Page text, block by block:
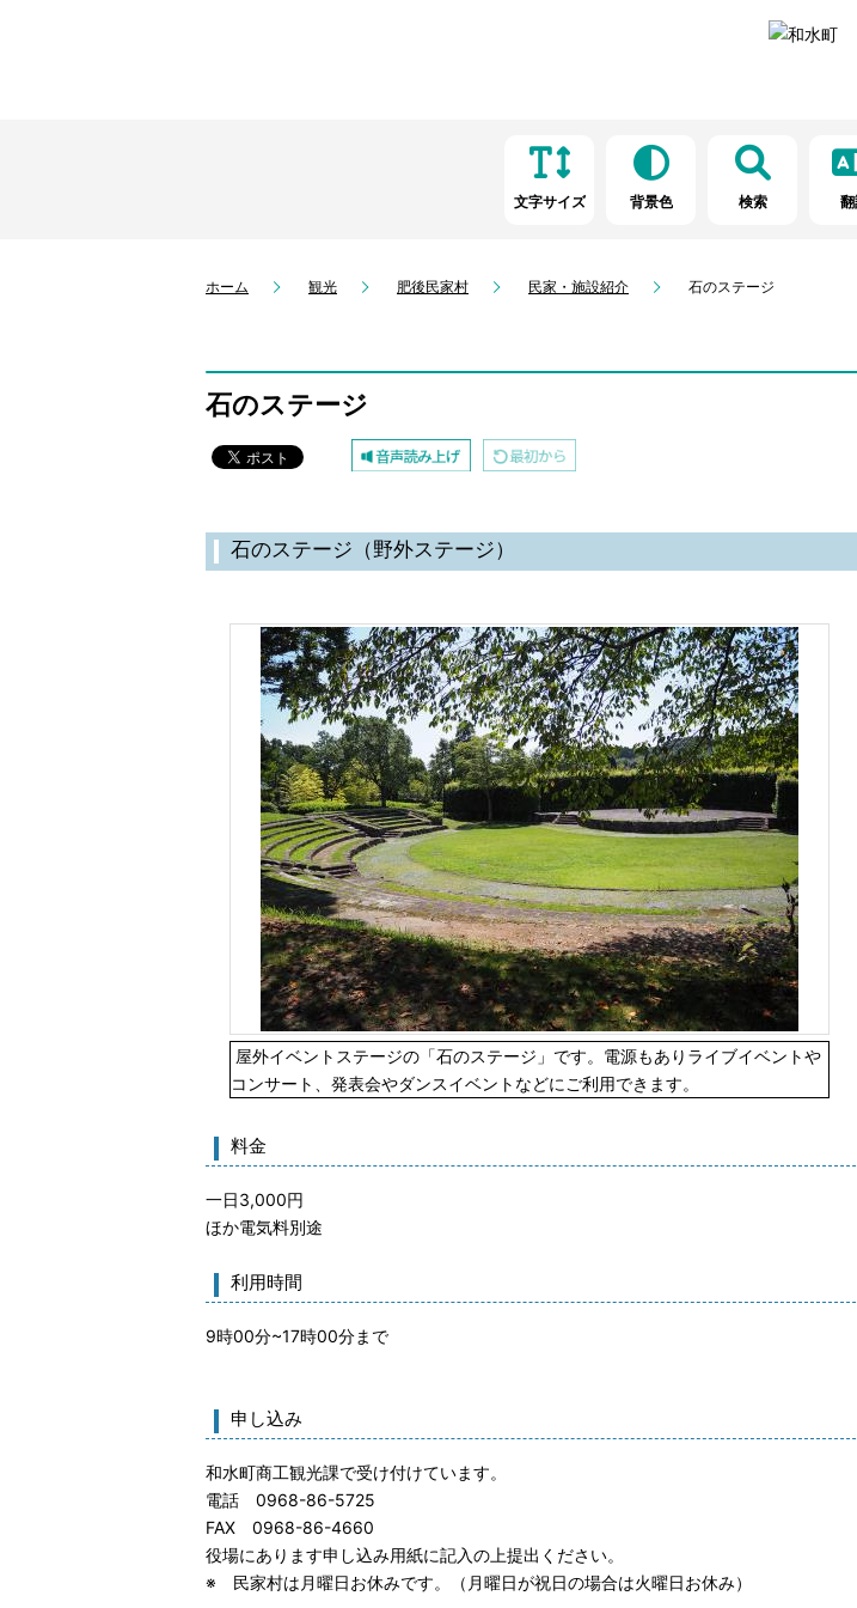
文字サイズ 背景色 検索 翻
ホーム 観光 肥後民家村 民家・施設紹介 石のステージ
石のステージ
石のステージ（野外ステージ）
屋外イベントステージの「石のステージ」です。電源もありライブイベントや
コンサート、発表会やダンスイベントなどにご利用できます。
料金
一日3,000円
ほか電気料別途
利用時間
9時00分~17時00分まで
申し込み
和水町商工観光課で受け付けています。
電話 0968-86-5725
FAX 0968-86-4660
役場にあります申し込み用紙に記入の上提出ください。
※ 民家村は月曜日お休みです。（月曜日が祝日の場合は火曜日お休み）